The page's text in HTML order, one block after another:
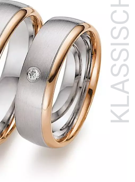
KLASSISCH